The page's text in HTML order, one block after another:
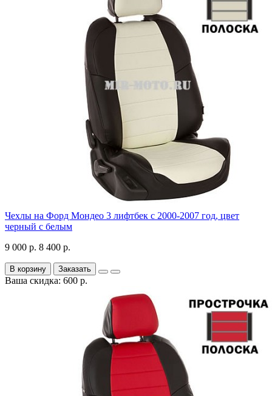
Чехлы на Форд Мондео 3 лифтбек с 2000-2007 год, цвет
черный с белым
9 000 р. 8 400 р.
В корзину Заказать
Ваша скидка: 600 р.